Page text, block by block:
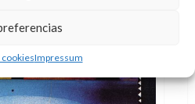
Impressum